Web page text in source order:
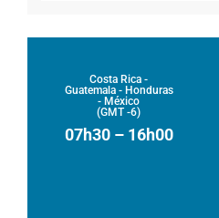
Costa Rica -
Guatemala - Honduras
- México
(GMT -6)
07h30 – 16h00